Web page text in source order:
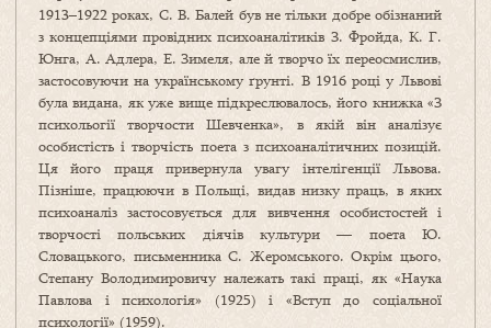
1913–1922 роках, С. В. Балей був не тільки добре обізнаний
з концепціями провідних психоаналітиків З. Фройда, К. Г.
Юнга, А. Адлера, Е. Зимеля, але й творчо їх переосмислив,
застосовуючи на українському ґрунті. В 1916 році у Львові
була видана, як уже вище підкреслювалось, його книжка «З
психольогії творчости Шевченка», в якій він аналізує
особистість і творчість поета з психоаналітичних позицій.
Ця його праця привернула увагу інтелігенції Львова.
Пізніше, працюючи в Польщі, видав низку праць, в яких
психоаналіз застосовується для вивчення особистостей і
творчості польських діячів культури — поета Ю.
Словацького, письменника С. Жеромського. Окрім цього,
Степану Володимировичу належать такі праці, як «Наука
Павлова і психологія» (1925) і «Вступ до соціальної
психології» (1959).